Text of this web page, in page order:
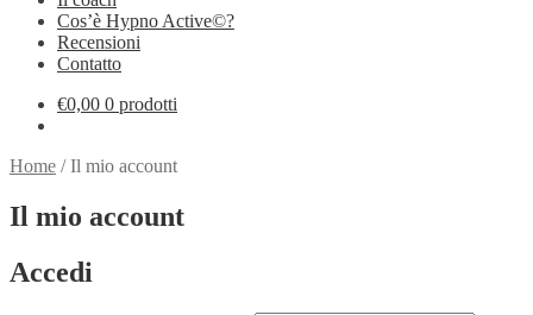
Cos’è Hypno Active©?
Recensioni
Contatto
€0,00 0 prodotti
Home /Il mio account
Il mio account
Accedi